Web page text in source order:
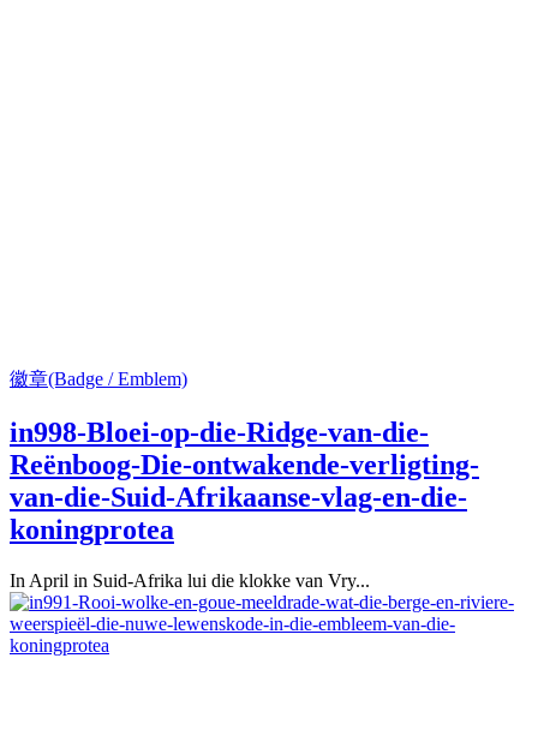
徽章(Badge / Emblem)
in998-Bloei-op-die-Ridge-van-die-
Reënboog-Die-ontwakende-verligting-
van-die-Suid-Afrikaanse-vlag-en-die-
koningprotea
In April in Suid-Afrika lui die klokke van Vry...